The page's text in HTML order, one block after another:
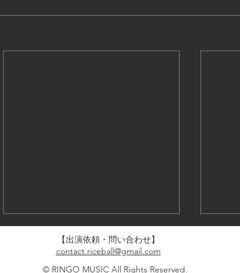
【出演依頼・問い合わせ】
contact.riceball@gmail.com
© RINGO MUSICAll Rights Reserved.